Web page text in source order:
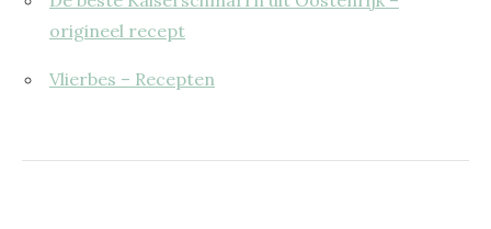
origineel recept
Vlierbes – Recepten